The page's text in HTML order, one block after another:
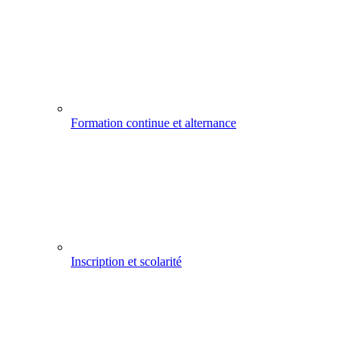
Formation continue et alternance
Inscription et scolarité